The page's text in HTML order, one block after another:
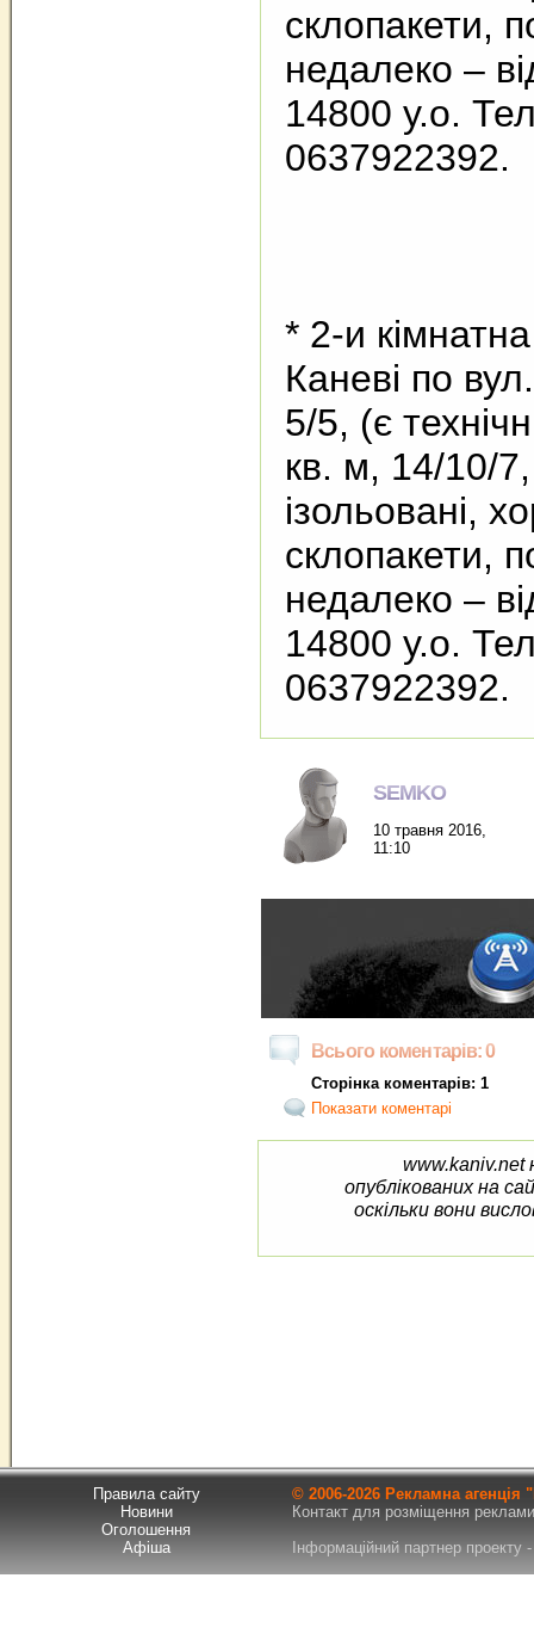
склопакети,
недалеко –
14800 у.о.
0637922392.
* 2-и
Каневі по
5/5, (є
кв. м, 14/10/7,
ізольовані,
склопакети,
недалеко –
14800 у.о.
0637922392.
SEMKO
10 травня 2016,
11:10
Всього коментарів: 0
Сторінка коментарів: 1
Показати коментарі
www.kaniv.net
опублікованих на
оскільки вони
Правила сайту
Новини
Оголошення
Афіша
© 2006-2026 Рекламна
Контакт для розміщення
Інформаційний партнер проекту